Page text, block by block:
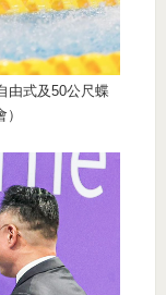
由式及50公尺蝶